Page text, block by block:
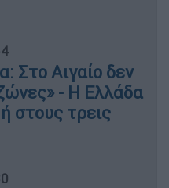
Στο Αιγαίο δεν
- Η Ελλάδα
στους τρεις